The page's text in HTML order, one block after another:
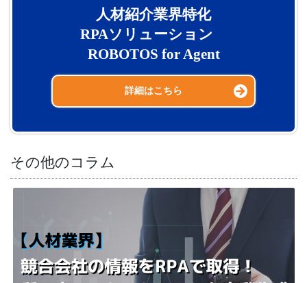
人材紹介業界特化
RPAソリューション
ROBOTOS for Agent
詳細はこちら
その他のコラム